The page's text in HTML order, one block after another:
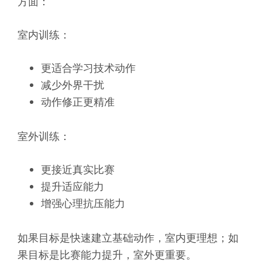
室内训练：
更适合学习技术动作
减少外界干扰
动作修正更精准
室外训练：
更接近真实比赛
提升适应能力
增强心理抗压能力
如果目标是快速建立基础动作，室内更理想；如
果目标是比赛能力提升，室外更重要。